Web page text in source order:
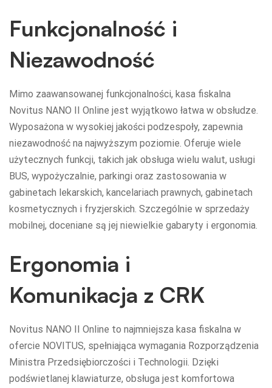
Funkcjonalność i
Niezawodność
Mimo zaawansowanej funkcjonalności, kasa fiskalna
Novitus NANO II Online jest wyjątkowo łatwa w obsłudze.
Wyposażona w wysokiej jakości podzespoły, zapewnia
niezawodność na najwyższym poziomie. Oferuje wiele
użytecznych funkcji, takich jak obsługa wielu walut, usługi
BUS, wypożyczalnie, parkingi oraz zastosowania w
gabinetach lekarskich, kancelariach prawnych, gabinetach
kosmetycznych i fryzjerskich. Szczególnie w sprzedaży
mobilnej, doceniane są jej niewielkie gabaryty i ergonomia.
Ergonomia i
Komunikacja z CRK
Novitus NANO II Online to najmniejsza kasa fiskalna w
ofercie NOVITUS, spełniająca wymagania Rozporządzenia
Ministra Przedsiębiorczości i Technologii. Dzięki
podświetlanej klawiaturze, obsługa jest komfortowa